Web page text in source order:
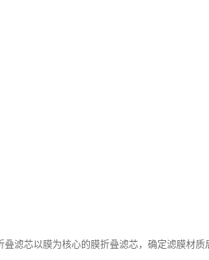
滤芯以膜为核心的膜折叠滤芯，确定滤膜材